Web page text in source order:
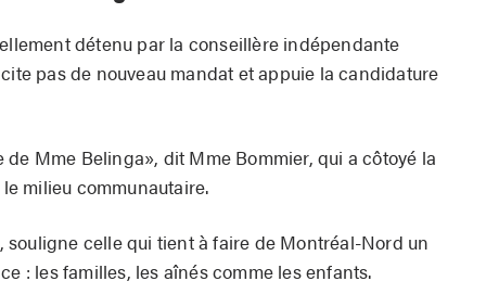
détenu par la conseillère indépendante
pas de nouveau mandat et appuie la candidature
de Mme Belinga», dit Mme Bommier, qui a côtoyé la
milieu communautaire.
souligne celle qui tient à faire de Montréal-Nord un
: les familles, les aînés comme les enfants.